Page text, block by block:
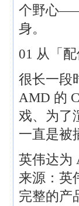
个野心
身。
01 从「
很长一段
AMD 的
戏、为了
一直是被
英伟达为
来源：英
完整的产